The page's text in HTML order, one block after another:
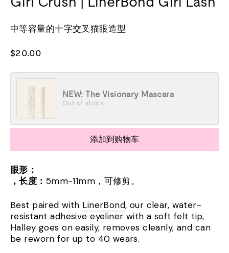
中等容量的十字交叉猫眼造型
正
价
$20.00
NEW: The Visionary Mascara
Out of stock
添加到购物车
眼形：
，长度： 5mm-11mm，可修剪。
Best paired with LinerBond, our clear, water-
resistant adhesive eyeliner with a soft felt tip,
Halley goes on easily, removes cleanly, and can
be reworn for up to 40 wears.